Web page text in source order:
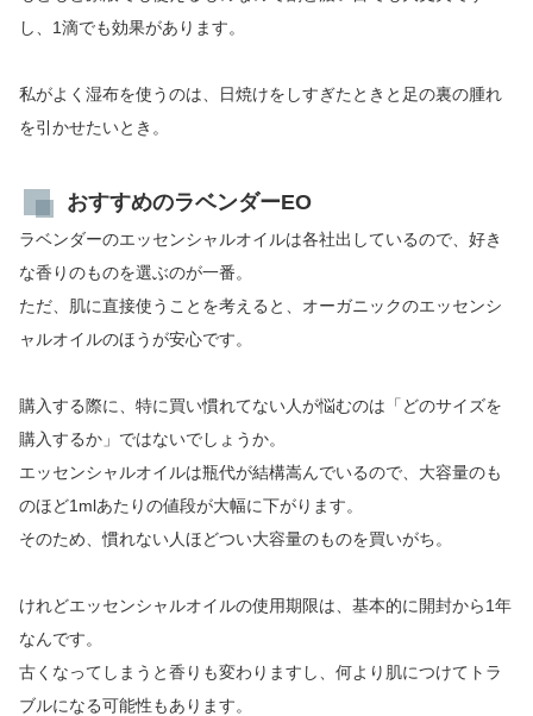
し、1滴でも効果があります。
私がよく湿布を使うのは、日焼けをしすぎたときと足の裏の腫れ
を引かせたいとき。
おすすめのラベンダーEO
ラベンダーのエッセンシャルオイルは各社出しているので、好き
な香りのものを選ぶのが一番。
ただ、肌に直接使うことを考えると、オーガニックのエッセンシ
ャルオイルのほうが安心です。
購入する際に、特に買い慣れてない人が悩むのは「どのサイズを
購入するか」ではないでしょうか。
エッセンシャルオイルは瓶代が結構嵩んでいるので、大容量のも
のほど1mlあたりの値段が大幅に下がります。
そのため、慣れない人ほどつい大容量のものを買いがち。
けれどエッセンシャルオイルの使用期限は、基本的に開封から1年
なんです。
古くなってしまうと香りも変わりますし、何より肌につけてトラ
ブルになる可能性もあります。